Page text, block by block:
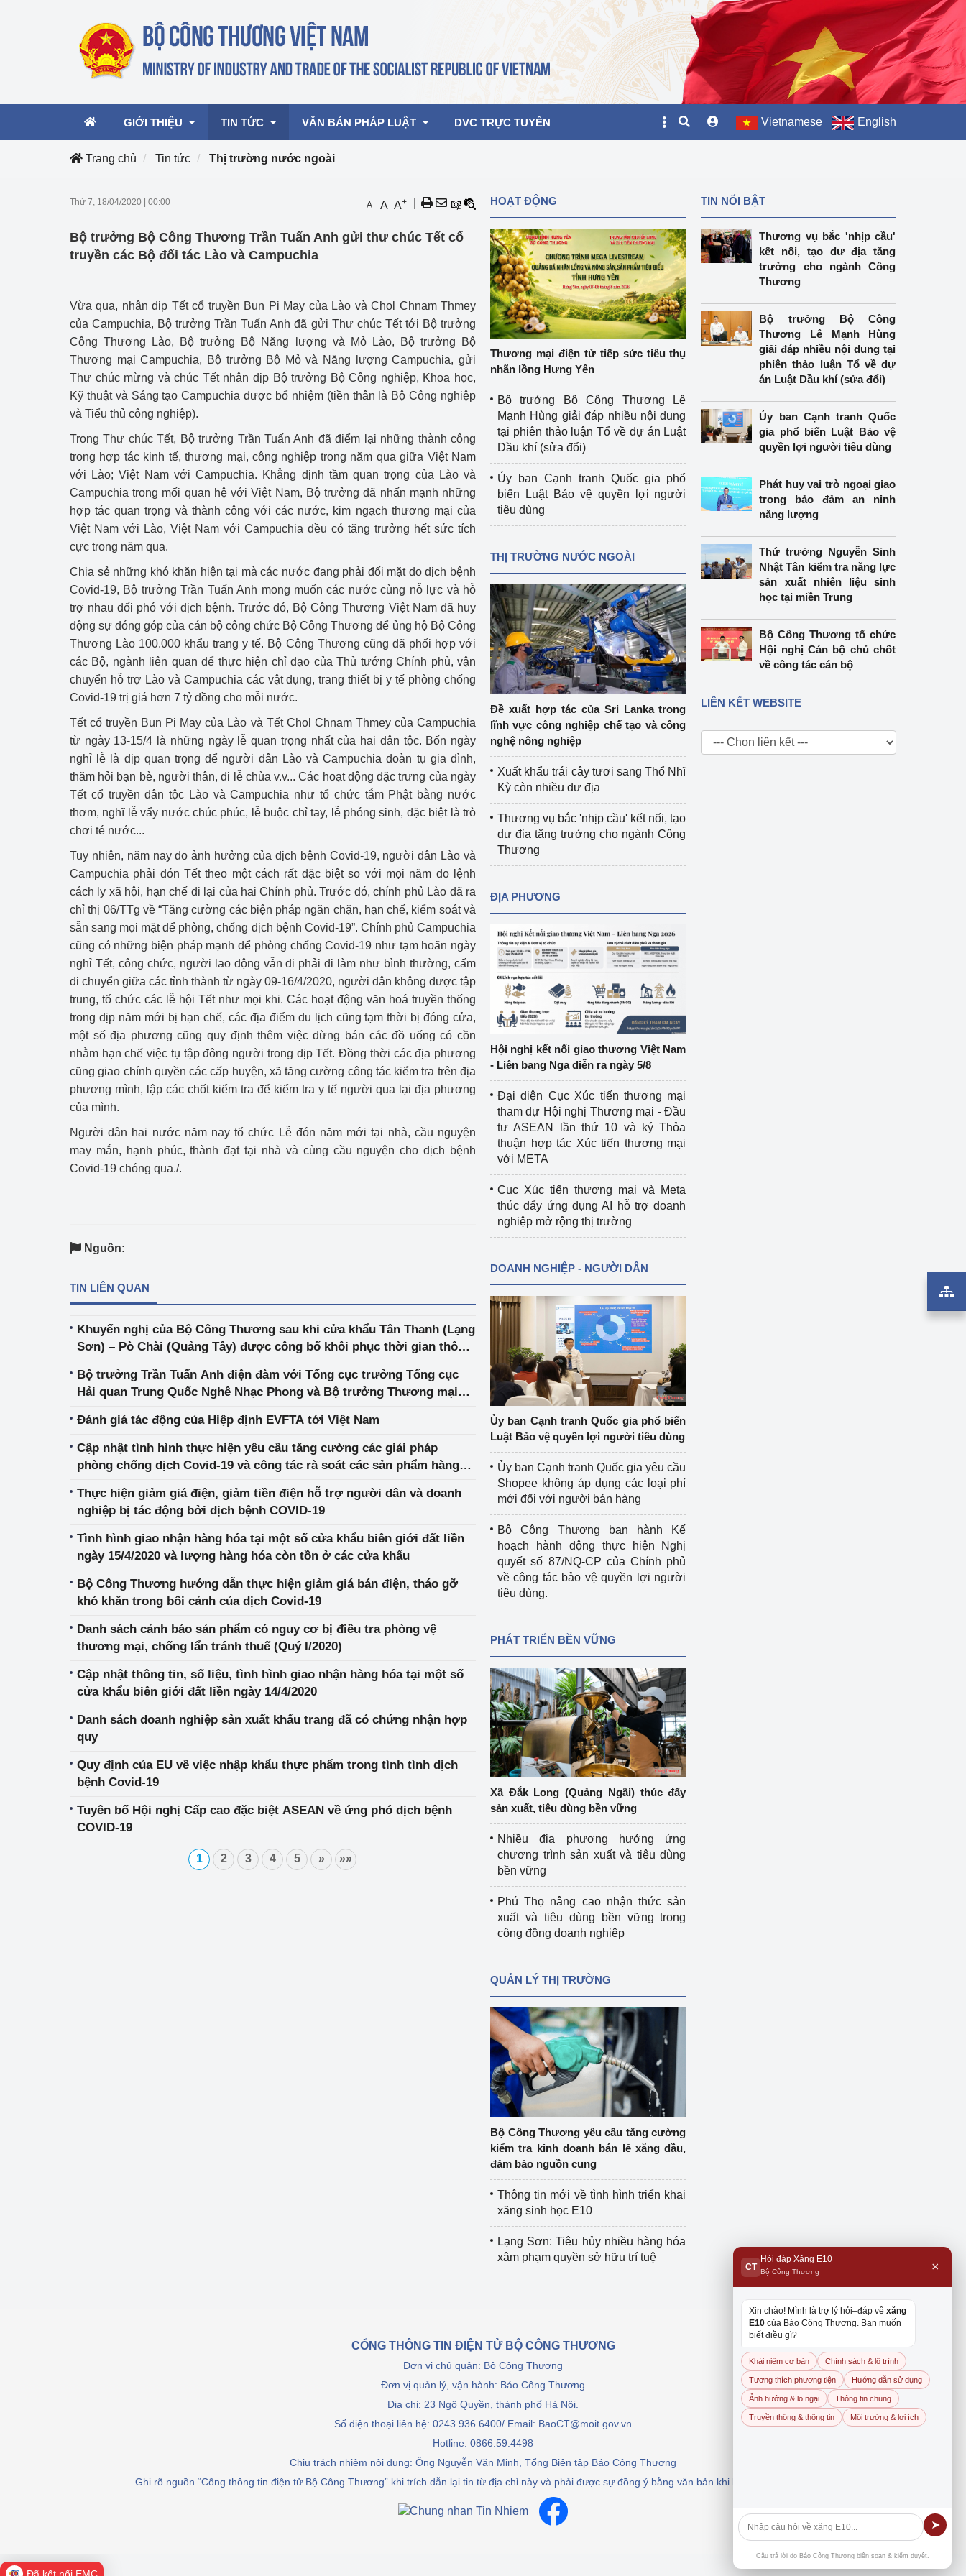
GIỚI THIỆU
Cơ cấu tổ chức
TIN TỨC
Hoạt động của Lãnh đạo Bộ
mại, Dịch vụ Việt Nam 2026
Hoạt động của Bộ trưởng
Công Thương - Công luận
Họp báo
Thông cáo báo chí
Điểm báo
Chuyển đổi số
Lịch sử phát triển
Phát triển nguồn nhân lực
Phát triển bền vững
Tổ chức kiểm định
Tổ chức kiểm định kỹ thuật an toàn lao
động thuộc thẩm quyền quản lý của
Tổ chức được cấp GCN đăng ký, hoạt
động kiểm định thiết bị, dụng cụ điện
làm việc ở môi trường không có nguy
hiểm khí, bụi nổ
Cơ sở sản xuất, sửa chữa chai chứa
nghiệp vụ kiểm định kỹ thuật an toàn
lao động
Tái cơ cấu ngành Công Thương
Quản lý thị trường
Sử dụng năng lượng tiết kiệm và
hiệu quả
Hiệu quả năng lượng
Khoa học, công nghệ và đổi mới sáng
tạo
Thông báo
Bảo vệ môi trường Video bảo vệ môi trường
Album ảnh bảo vệ môi trường
Đọc báo giúp bạn
Bảo vệ nền tảng tư tưởng của Đảng
Xúc tiến thương mại Khu vực miền Bắc
Khu vực miền Trung
Khu vực miền Nam
Thị trường nước ngoàiHiệp định EVFTA
Thị trường châu Á – châu Phi
Thị trường châu Âu – châu Mỹ
Thị trường trong nước
Ngành Công Thương đưa nghị quyết
Đại hội XIV của Đảng vào cuộc sống
Phát triển công nghiệpCông nghiệp nền tảng
Chính sách
Sản xuất công nghiệp
Phát triển năng lượng
VĂN BẢN PHÁP LUẬT
Văn bản hợp nhất
DVC TRỰC TUYẾN Vietnamese English
Trang chủ Tin tức Thị trường nước ngoài
Thứ 7, 18/04/2020 00:00 A- A A+
Bộ trưởng Bộ Công Thương Trần Tuấn Anh gửi thư chúc Tết cổ
truyền các Bộ đối tác Lào và Campuchia
Vừa qua, nhân dịp Tết cổ truyền Bun Pi May của Lào và Chol Chnam Thmey
của Campuchia, Bộ trưởng Trần Tuấn Anh đã gửi Thư chúc Tết tới Bộ trưởng
Công Thương Lào, Bộ trưởng Bộ Năng lượng và Mỏ Lào, Bộ trưởng Bộ
Thương mại Campuchia, Bộ trưởng Bộ Mỏ và Năng lượng Campuchia, gửi
Thư chúc mừng và chúc Tết nhân dịp Bộ trưởng Bộ Công nghiệp, Khoa học,
Kỹ thuật và Sáng tạo Campuchia được bổ nhiệm (tiền thân là Bộ Công nghiệp
và Tiểu thủ công nghiệp).
Trong Thư chúc Tết, Bộ trưởng Trần Tuấn Anh đã điểm lại những thành công
trong hợp tác kinh tế, thương mại, công nghiệp trong năm qua giữa Việt Nam
với Lào; Việt Nam với Campuchia. Khẳng định tầm quan trọng của Lào và
Campuchia trong mối quan hệ với Việt Nam, Bộ trưởng đã nhấn mạnh những
hợp tác quan trọng và thành công với các nước, kim ngạch thương mại của
Việt Nam với Lào, Việt Nam với Campuchia đều có tăng trưởng hết sức tích
cực trong năm qua.
Chia sẻ những khó khăn hiện tại mà các nước đang phải đối mặt do dịch bệnh
Covid-19, Bộ trưởng Trần Tuấn Anh mong muốn các nước cùng nỗ lực và hỗ
trợ nhau đối phó với dịch bệnh. Trước đó, Bộ Công Thương Việt Nam đã huy
động sự đóng góp của cán bộ công chức Bộ Công Thương để ủng hộ Bộ Công
Thương Lào 100.000 khẩu trang y tế. Bộ Công Thương cũng đã phối hợp với
các Bộ, ngành liên quan để thực hiện chỉ đạo của Thủ tướng Chính phủ, vận
chuyển hỗ trợ Lào và Campuchia các vật dụng, trang thiết bị y tế phòng chống
Covid-19 trị giá hơn 7 tỷ đồng cho mỗi nước.
Tết cổ truyền Bun Pi May của Lào và Tết Chol Chnam Thmey của Campuchia
từ ngày 13-15/4 là những ngày lễ quan trọng nhất của hai dân tộc. Bốn ngày
nghỉ lễ là dịp quan trọng để người dân Lào và Campuchia đoàn tụ gia đình,
thăm hỏi bạn bè, người thân, đi lễ chùa v.v... Các hoạt động đặc trưng của ngày
Tết cổ truyền dân tộc Lào và Campuchia như tổ chức tắm Phật bằng nước
thơm, nghĩ lễ vẩy nước chúc phúc, lễ buộc chỉ tay, lễ phóng sinh, đặc biệt là trò
chơi té nước...
Tuy nhiên, năm nay do ảnh hưởng của dịch bệnh Covid-19, người dân Lào và
Campuchia phải đón Tết theo một cách rất đặc biệt so với mọi năm do lệnh
cách ly xã hội, hạn chế đi lại của hai Chính phủ. Trước đó, chính phủ Lào đã ra
chỉ thị 06/TTg về “Tăng cường các biện pháp ngăn chặn, hạn chế, kiểm soát và
sẵn sang mọi mặt để phòng, chống dịch bệnh Covid-19”. Chính phủ Campuchia
cũng có những biện pháp mạnh để phòng chống Covid-19 như tạm hoãn ngày
nghỉ Tết, công chức, người lao động vẫn đi phải đi làm như bình thường, cấm
di chuyển giữa các tỉnh thành từ ngày 09-16/4/2020, người dân không được tập
trung, tổ chức các lễ hội Tết như mọi khi. Các hoạt động văn hoá truyền thống
trong dịp năm mới bị hạn chế, các địa điểm du lịch cũng tạm thời bị đóng cửa,
một số địa phương cũng quy định thêm việc dừng bán các đồ uống có cồn
nhằm hạn chế việc tụ tập đông người trong dịp Tết. Đồng thời các địa phương
cũng giao chính quyền các cấp huyện, xã tăng cường công tác kiểm tra trên địa
phương mình, lập các chốt kiểm tra để kiểm tra y tế người qua lại địa phương
của mình.
Người dân hai nước năm nay tổ chức Lễ đón năm mới tại nhà, cầu nguyện
may mắn, hạnh phúc, thành đạt tại nhà và cùng cầu nguyện cho dịch bệnh
Covid-19 chóng qua./.
Nguồn:
TIN LIÊN QUAN
Khuyến nghị của Bộ Công Thương sau khi cửa khẩu Tân Thanh (Lạng
Sơn) – Pò Chài (Quảng Tây) được công bố khôi phục thời gian thông
Bộ trưởng Trần Tuấn Anh điện đàm với Tổng cục trưởng Tổng cục
Hải quan Trung Quốc Nghê Nhạc Phong và Bộ trưởng Thương mại
Đánh giá tác động của Hiệp định EVFTA tới Việt Nam
Cập nhật tình hình thực hiện yêu cầu tăng cường các giải pháp
phòng chống dịch Covid-19 và công tác rà soát các sản phẩm hàng
Thực hiện giảm giá điện, giảm tiền điện hỗ trợ người dân và doanh
nghiệp bị tác động bởi dịch bệnh COVID-19
Tình hình giao nhận hàng hóa tại một số cửa khẩu biên giới đất liền
ngày 15/4/2020 và lượng hàng hóa còn tồn ở các cửa khẩu
Bộ Công Thương hướng dẫn thực hiện giảm giá bán điện, tháo gỡ
khó khăn trong bối cảnh của dịch Covid-19
Danh sách cảnh báo sản phẩm có nguy cơ bị điều tra phòng vệ
thương mại, chống lẩn tránh thuế (Quý I/2020)
Cập nhật thông tin, số liệu, tình hình giao nhận hàng hóa tại một số
cửa khẩu biên giới đất liền ngày 14/4/2020
Danh sách doanh nghiệp sản xuất khẩu trang đã có chứng nhận hợp
quy
Quy định của EU về việc nhập khẩu thực phẩm trong tình tình dịch
bệnh Covid-19
Tuyên bố Hội nghị Cấp cao đặc biệt ASEAN về ứng phó dịch bệnh
COVID-19
1 2 3 4 5 » »»
HOẠT ĐỘNG
Thương mại điện tử tiếp sức tiêu thụ
nhãn lồng Hưng Yên
Bộ trưởng Bộ Công Thương Lê
Mạnh Hùng giải đáp nhiều nội dung
tại phiên thảo luận Tổ về dự án Luật
Dầu khí (sửa đổi)
Ủy ban Cạnh tranh Quốc gia phổ
biến Luật Bảo vệ quyền lợi người
tiêu dùng
THỊ TRƯỜNG NƯỚC NGOÀI
Đề xuất hợp tác của Sri Lanka trong
lĩnh vực công nghiệp chế tạo và công
nghệ nông nghiệp
Xuất khẩu trái cây tươi sang Thổ Nhĩ
Kỳ còn nhiều dư địa
Thương vụ bắc 'nhịp cầu' kết nối, tạo
dư địa tăng trưởng cho ngành Công
Thương
ĐỊA PHƯƠNG
Hội nghị kết nối giao thương Việt Nam
- Liên bang Nga diễn ra ngày 5/8
Đại diện Cục Xúc tiến thương mại
tham dự Hội nghị Thương mại - Đầu
tư ASEAN lần thứ 10 và ký Thỏa
thuận hợp tác Xúc tiến thương mại
với META
Cục Xúc tiến thương mại và Meta
thúc đẩy ứng dụng AI hỗ trợ doanh
nghiệp mở rộng thị trường
DOANH NGHIỆP - NGƯỜI DÂN
Ủy ban Cạnh tranh Quốc gia phổ biến
Luật Bảo vệ quyền lợi người tiêu dùng
Ủy ban Cạnh tranh Quốc gia yêu cầu
Shopee không áp dụng các loại phí
mới đối với người bán hàng
Bộ Công Thương ban hành Kế
hoạch hành động thực hiện Nghị
quyết số 87/NQ-CP của Chính phủ
về công tác bảo vệ quyền lợi người
tiêu dùng.
PHÁT TRIỂN BỀN VỮNG
Xã Đắk Long (Quảng Ngãi) thúc đẩy
sản xuất, tiêu dùng bền vững
Nhiều địa phương hưởng ứng
chương trình sản xuất và tiêu dùng
bền vững
Phú Thọ nâng cao nhận thức sản
xuất và tiêu dùng bền vững trong
cộng đồng doanh nghiệp
QUẢN LÝ THỊ TRƯỜNG
Bộ Công Thương yêu cầu tăng cường
kiểm tra kinh doanh bán lẻ xăng dầu,
đảm bảo nguồn cung
Thông tin mới về tình hình triển khai
xăng sinh học E10
Lạng Sơn: Tiêu hủy nhiều hàng hóa
xâm phạm quyền sở hữu trí tuệ
TIN NỔI BẬT
Thương vụ bắc 'nhịp cầu'
kết nối, tạo dư địa tăng
trưởng cho ngành Công
Thương
Bộ trưởng Bộ Công
Thương Lê Mạnh Hùng
giải đáp nhiều nội dung tại
phiên thảo luận Tổ về dự
án Luật Dầu khí (sửa đổi)
Ủy ban Cạnh tranh Quốc
gia phổ biến Luật Bảo vệ
quyền lợi người tiêu dùng
Phát huy vai trò ngoại giao
trong bảo đảm an ninh
năng lượng
Thứ trưởng Nguyễn Sinh
Nhật Tân kiểm tra năng lực
sản xuất nhiên liệu sinh
học tại miền Trung
Bộ Công Thương tổ chức
Hội nghị Cán bộ chủ chốt
về công tác cán bộ
LIÊN KẾT WEBSITE
CỔNG THÔNG TIN ĐIỆN TỬ BỘ CÔNG THƯƠNG
Đơn vị chủ quản: Bộ Công Thương
Đơn vị quản lý, vận hành: Báo Công Thương
Địa chỉ: 23 Ngô Quyền, thành phố Hà Nội.
Số điện thoại liên hệ: 0243.936.6400/ Email: BaoCT@moit.gov.vn
Hotline: 0866.59.4498
Chịu trách nhiệm nội dung: Ông Nguyễn Văn Minh, Tổng Biên tập Báo Công Thương
Ghi rõ nguồn “Cổng thông tin điện tử Bộ Công Thương” khi trích dẫn lại tin từ địa chỉ này và phải được sự đồng ý bằng văn bản khi khai thác, dẫn nguồn.
CT
Hỏi đáp Xăng E10
Bộ Công Thương ×
Xin chào! Mình là trợ lý hỏi–đáp về xăng
E10 của Báo Công Thương. Bạn muốn
biết điều gì?
Khái niệm cơ bản Chính sách & lộ trình
Tương thích phương tiện Hướng dẫn sử dụng
Ảnh hưởng & lo ngại Thông tin chung
Truyền thông & thông tin Môi trường & lợi ích
➤
Câu trả lời do Báo Công Thương biên soạn & kiểm duyệt.